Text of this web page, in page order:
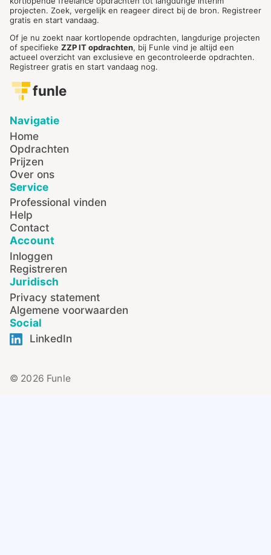
projecten. Zoek, vergelijk en reageer direct bij de bron. Registreer
gratis en start vandaag.
Of je nu zoekt naar kortlopende opdrachten, langdurige projecten
of specifieke ZZP IT opdrachten, bij Funle vind je altijd een
actueel overzicht van exclusieve en gecontroleerde opdrachten.
Registreer gratis en start vandaag nog.
funle
Navigatie
Home
Opdrachten
Prijzen
Over ons
Service
Professional vinden
Help
Contact
Account
Inloggen
Registreren
Juridisch
Privacy statement
Algemene voorwaarden
Social
LinkedIn
© 2026 Funle